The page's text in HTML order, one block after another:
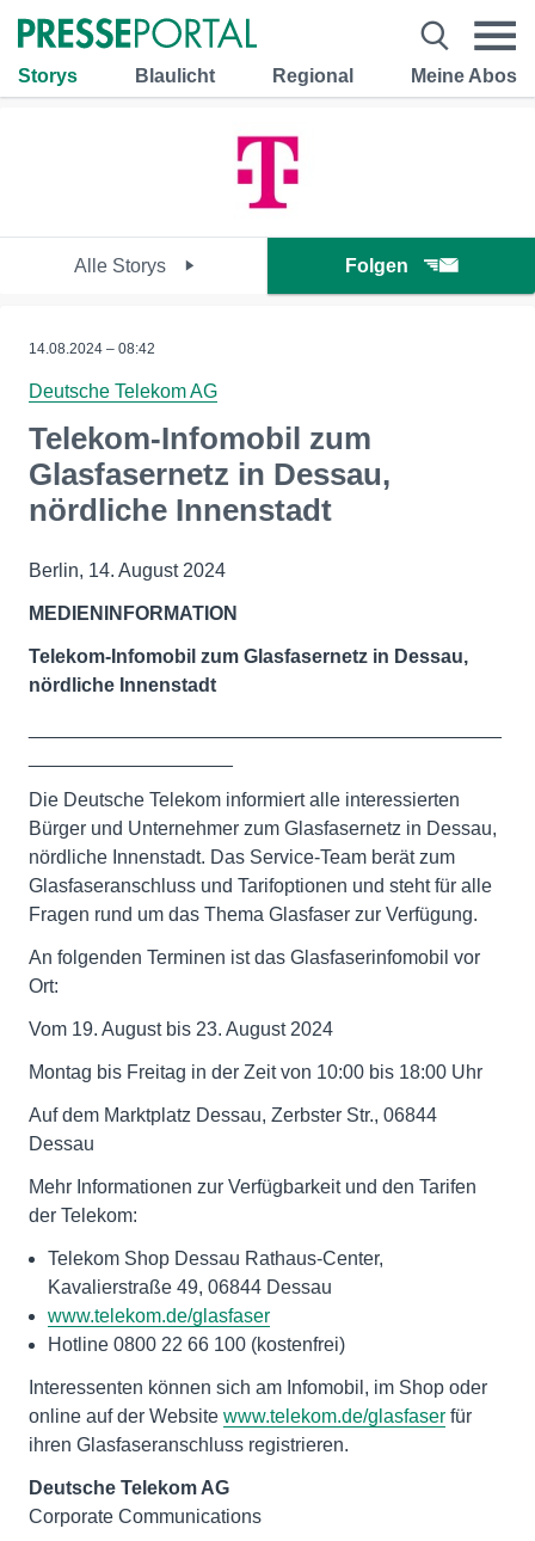
Storys Blaulicht Regional Meine Abos
Alle Storys Folgen
14.08.2024 – 08:42
Deutsche Telekom AG
Telekom-Infomobil zum
Glasfasernetz in Dessau,
nördliche Innenstadt
Berlin, 14. August 2024
MEDIENINFORMATION
Telekom-Infomobil zum Glasfasernetz in Dessau,
nördliche Innenstadt
Die Deutsche Telekom informiert alle interessierten
Bürger und Unternehmer zum Glasfasernetz in Dessau,
nördliche Innenstadt. Das Service-Team berät zum
Glasfaseranschluss und Tarifoptionen und steht für alle
Fragen rund um das Thema Glasfaser zur Verfügung.
An folgenden Terminen ist das Glasfaserinfomobil vor
Ort:
Vom 19. August bis 23. August 2024
Montag bis Freitag in der Zeit von 10:00 bis 18:00 Uhr
Auf dem Marktplatz Dessau, Zerbster Str., 06844
Dessau
Mehr Informationen zur Verfügbarkeit und den Tarifen
der Telekom:
Telekom Shop Dessau Rathaus-Center,
Kavalierstraße 49, 06844 Dessau
www.telekom.de/glasfaser
Hotline 0800 22 66 100 (kostenfrei)
Interessenten können sich am Infomobil, im Shop oder
online auf der Website www.telekom.de/glasfaser für
ihren Glasfaseranschluss registrieren.
Deutsche Telekom AG
Corporate Communications